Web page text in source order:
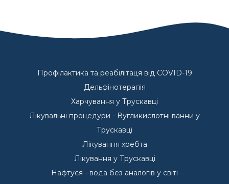
Профілактика та реабілітаця від COVID-19
Дельфінотерапія
Харчування у Трускавці
Лікувальні процедури - Вугликислотні ванни у
Трускавці
Лікування хребта
Лікування у Трускавці
Нафтуся - вода без аналогів у світі